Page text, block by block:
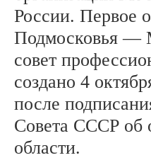
России. Первое
Подмосковья —
совет
создано 4
после
Совета СССР об
области.